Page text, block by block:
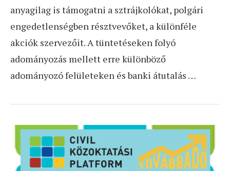
anyagilag is támogatni a sztrájkolókat, polgári
engedetlenségben résztvevőket, a különféle
akciók szervezőit. A tüntetéseken folyó
adományozás mellett erre különböző
adományozó felületeken és banki átutalás …